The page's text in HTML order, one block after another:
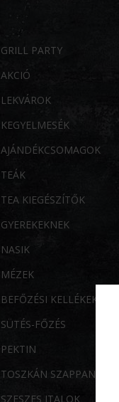
GRILL PARTY
AKCIÓ
LEKVÁROK
KEGYELMESÉK
AJÁNDÉKCSOMAGOK
TEÁK
TEA KIEGÉSZÍTŐK
GYEREKEKNEK
NASIK
MÉZEK
BEFŐZÉSI KELLÉKEK
SÜTÉS-FŐZÉS
PEKTIN
TOSZKÁN SZAPPANOK
SZESZES ITALOK